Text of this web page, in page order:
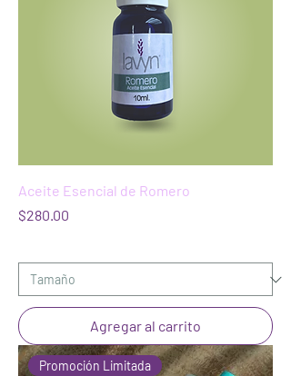
Aceite Esencial de Romero
Precio
$280.00
Agregar al carrito
Promoción Limitada